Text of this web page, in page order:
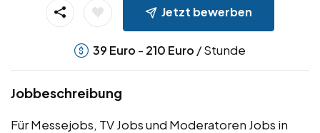
Jetzt bewerben
39 Euro - 210 Euro / Stunde
Jobbeschreibung
Für Messejobs, TV Jobs und Moderatoren Jobs in